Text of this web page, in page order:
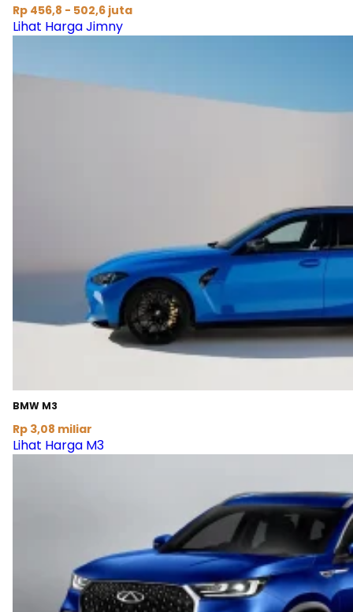
Rp 456,8 - 502,6 juta
Lihat Harga Jimny
BMW M3
Rp 3,08 miliar
Lihat Harga M3